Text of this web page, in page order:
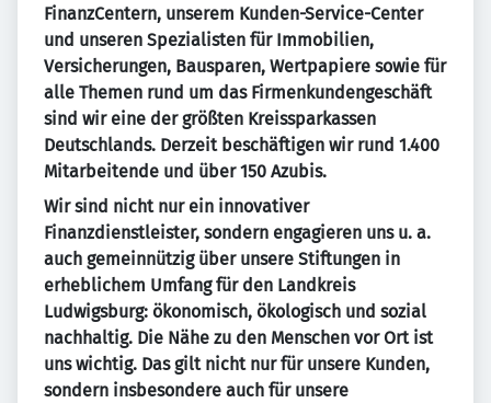
FinanzCentern, unserem Kunden-Service-Center
und unseren Spezialisten für Immobilien,
Versicherungen, Bausparen, Wertpapiere sowie für
alle Themen rund um das Firmenkundengeschäft
sind wir eine der größten Kreissparkassen
Deutschlands. Derzeit beschäftigen wir rund 1.400
Mitarbeitende und über 150 Azubis.
Wir sind nicht nur ein innovativer
Finanzdienstleister, sondern engagieren uns u. a.
auch gemeinnützig über unsere Stiftungen in
erheblichem Umfang für den Landkreis
Ludwigsburg: ökonomisch, ökologisch und sozial
nachhaltig. Die Nähe zu den Menschen vor Ort ist
uns wichtig. Das gilt nicht nur für unsere Kunden,
sondern insbesondere auch für unsere